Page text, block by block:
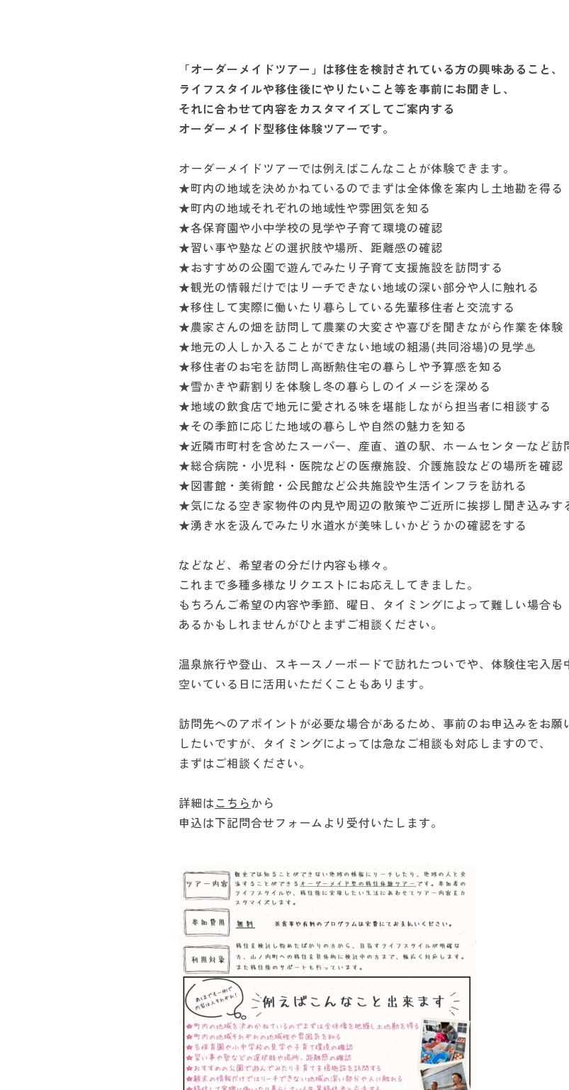
「オーダーメイドツアー」は移住を検討されている方の興味あること、
ライフスタイルや移住後にやりたいこと等を事前にお聞きし、
それに合わせて内容をカスタマイズしてご案内する
オーダーメイド型移住体験ツアーです。
オーダーメイドツアーでは例えばこんなことが体験できます。
★町内の地域を決めかねているのでまずは全体像を案内し土地勘を得る
★町内の地域それぞれの地域性や雰囲気を知る
★各保育園や小中学校の見学や子育て環境の確認
★習い事や塾などの選択肢や場所、距離感の確認
★おすすめの公園で遊んでみたり子育て支援施設を訪問する
★観光の情報だけではリーチできない地域の深い部分や人に触れる
★移住して実際に働いたり暮らしている先輩移住者と交流する
★農家さんの畑を訪問して農業の大変さや喜びを聞きながら作業を体験
★地元の人しか入ることができない地域の組湯(共同浴場)の見学♨
★移住者のお宅を訪問し高断熱住宅の暮らしや予算感を知る
★雪かきや薪割りを体験し冬の暮らしのイメージを深める
★地域の飲食店で地元に愛される味を堪能しながら担当者に相談する
★その季節に応じた地域の暮らしや自然の魅力を知る
★近隣市町村を含めたスーパー、産直、道の駅、ホームセンターなど訪
★総合病院・小児科・医院などの医療施設、介護施設などの場所を確認
★図書館・美術館・公民館など公共施設や生活インフラを訪れる
★気になる空き家物件の内見や周辺の散策やご近所に挨拶し聞き込みす
★湧き水を汲んでみたり水道水が美味しいかどうかの確認をする
などなど、希望者の分だけ内容も様々。
これまで多種多様なリクエストにお応えしてきました。
もちろんご希望の内容や季節、曜日、タイミングによって難しい場合も
あるかもしれませんがひとまずご相談ください。
温泉旅行や登山、スキースノーボードで訪れたついでや、体験住宅入居
空いている日に活用いただくこともあります。
訪問先へのアポイントが必要な場合があるため、事前のお申込みをお願
したいですが、タイミングによっては急なご相談も対応しますので、
まずはご相談ください。
詳細はこちらから
申込は下記問合せフォームより受付いたします。